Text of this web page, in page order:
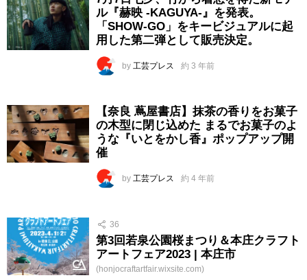
ル『赫映 -KAGUYA-』を発表。
「SHOW-GO」をキービジュアルに起
用した第二弾として販売決定。
by 工芸プレス 約 3 年前
【奈良 蔦屋書店】抹茶の香りをお菓子
の木型に閉じ込めた まるでお菓子のよ
うな『いとをかし香』ポップアップ開
催
by 工芸プレス 約 4 年前
36
第3回若泉公園桜まつり＆本庄クラフト
アートフェア2023 | 本庄市
(honjocraftartfair.wixsite.com)